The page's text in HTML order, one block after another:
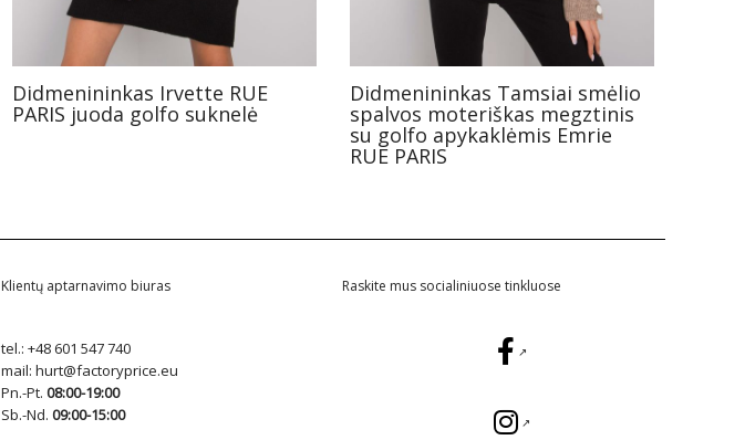
Didmenininkas Irvette RUE
PARIS juoda golfo suknelė
Didmenininkas Tamsiai smėlio
spalvos moteriškas megztinis
su golfo apykaklėmis Emrie
RUE PARIS
Klientų aptarnavimo biuras
tel.: +48 601 547 740
mail: hurt@factoryprice.eu
Pn.-Pt. 08:00-19:00
Sb.-Nd. 09:00-15:00
Raskite mus socialiniuose tinkluose